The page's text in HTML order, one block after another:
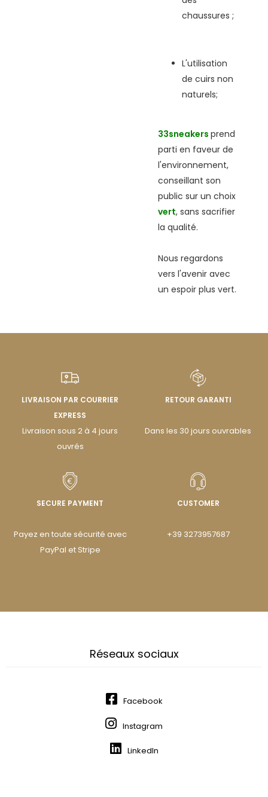
chaussures ;
L'utilisation
de cuirs non
naturels;
33sneakers prend
parti en faveur de
l'environnement,
conseillant son
public sur un choix
vert, sans sacrifier
la qualité.
Nous regardons
vers l'avenir avec
un espoir plus vert.
LIVRAISON PAR COURRIER
EXPRESS
Livraison sous 2 à 4 jours
ouvrés
RETOUR GARANTI
Dans les 30 jours ouvrables
SECURE PAYMENT
Payez en toute sécurité avec
PayPal et Stripe
CUSTOMER
+39 3273957687
Réseaux sociaux
Facebook
Instagram
LinkedIn